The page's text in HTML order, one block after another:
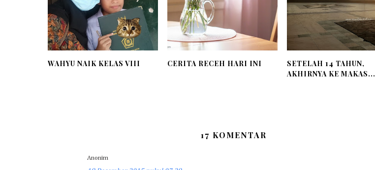
WAHYU NAIK KELAS VIII CERITA RECEH HARI INI
SETELAH 14 TAHUN,
AKHIRNYA KE MAKAS...
17 KOMENTAR
Anonim